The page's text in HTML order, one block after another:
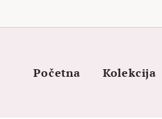
Početna Kolekcija